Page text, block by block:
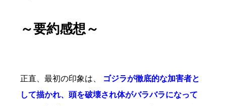
～要約感想～
正直、最初の印象は、
ゴジラが徹底的な加害者と
して描かれ、頭を破壊され体がバラバラになって